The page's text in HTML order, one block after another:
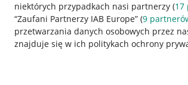
niektórych przypadkach nasi partnerzy (17
“Zaufani Partnerzy IAB Europe” (9
przetwarzania danych osobowych przez
znajduje się w ich politykach ochrony
Jak to działa
Napisz do nas
Allegro Gadane dla sprzedających